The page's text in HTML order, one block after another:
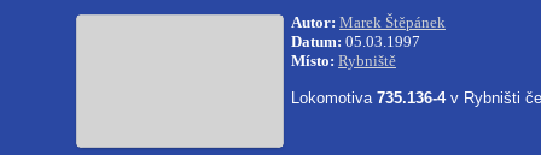
Autor: Marek Štěpánek
Datum: 05.03.1997
Místo: Rybniště
Lokomotiva 735.136-4v Rybništi